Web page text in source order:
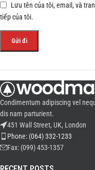
Lưu tên của tôi, email, và
tiếp của tôi.
Condimentum adipiscing vel
dis nam parturient.
451 Wall Street, UK, London
Phone: (064) 332-1233
Fax: (099) 453-1357